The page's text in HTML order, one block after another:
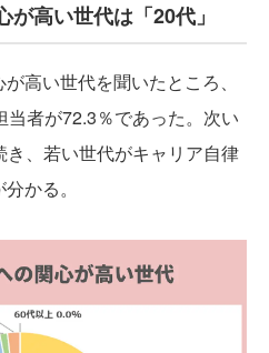
高い世代は「20代」
高い世代を聞いたところ、
当者が72.3％であった。次い
、若い世代がキャリア自律
かる。